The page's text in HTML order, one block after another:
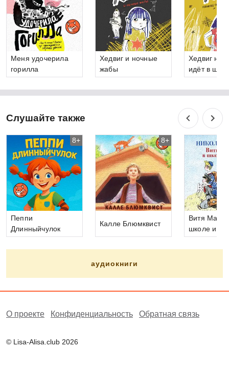
Меня удочерила
горилла
Хедвиг и ночные
жабы
Хедвиг
идёт в
Слушайте также
Пеппи
Длинныйчулок
8+
Калле Блюмквист
8+
Витя
школе и
аудиокниги
О проекте Конфиденциальность Обратная связь
© Lisa-Alisa.club 2026